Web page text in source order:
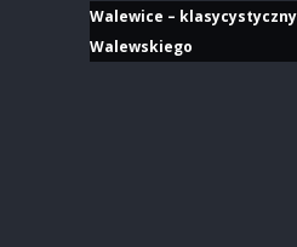
Walewice –
Walewskiego